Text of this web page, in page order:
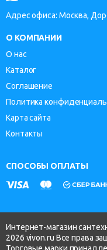
Адрес офиса: Москва,
О КОМПАНИИ
О нас
Каталог
Соглашение
Политика
Карта сайта
Контакты
СПОСОБЫ ОПЛАТЫ
Интернет-магазин
2026 vivon.ru Все права